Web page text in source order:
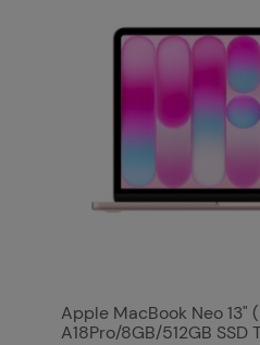
Apple MacBook Neo 13"
A18Pro/8GB/512GB